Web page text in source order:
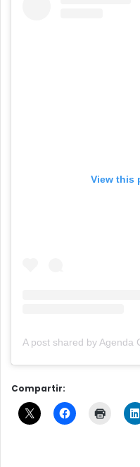
View this
Compartir: